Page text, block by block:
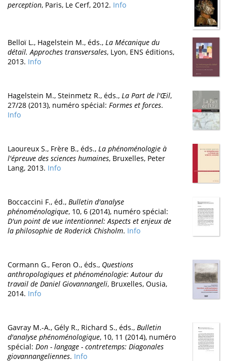
perception, Paris, Le Cerf, 2012. Info
Belloï L., Hagelstein M., éds., La Mécanique du
détail. Approches transversales, Lyon, ENS éditions,
2013. Info
Hagelstein M., Steinmetz R., éds., La Part de l'Œil,
27/28 (2013), numéro spécial: Formes et forces.
Info
Laoureux S., Frère B., éds., La phénoménologie à
l'épreuve des sciences humaines, Bruxelles, Peter
Lang, 2013. Info
Boccaccini F., éd., Bulletin d'analyse
phénoménologique, 10, 6 (2014), numéro spécial:
D'un point de vue intentionnel: Aspects et enjeux de
la philosophie de Roderick Chisholm. Info
Cormann G., Feron O., éds., Questions
anthropologiques et phénoménologie: Autour du
travail de Daniel Giovannangeli, Bruxelles, Ousia,
2014. Info
Gavray M.-A., Gély R., Richard S., éds., Bulletin
d'analyse phénoménologique, 10, 11 (2014), numéro
spécial: Don - langage - contretemps: Diagonales
giovannangeliennes. Info